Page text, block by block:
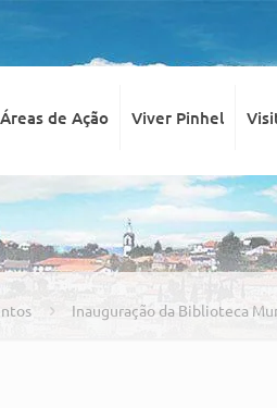
Áreas de Ação Viver Pinhel
Inauguração da Biblioteca